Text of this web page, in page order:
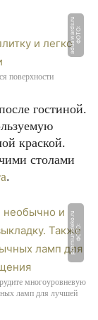
Ф
О
Т
О:
a
d
d
a
w
a
r
d
s.
r
u
поверхности
гостиной.
краской.
столами
.
Ф
О
Т
О:
p
r
e
mi
u
m
d
e
k
o.
r
u
многоуровневую
ламп для лучшей